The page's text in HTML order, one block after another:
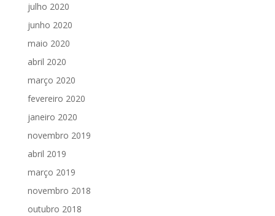
julho 2020
junho 2020
maio 2020
abril 2020
março 2020
fevereiro 2020
janeiro 2020
novembro 2019
abril 2019
março 2019
novembro 2018
outubro 2018